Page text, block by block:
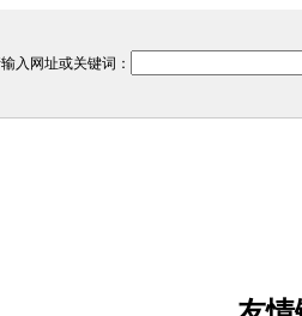
入网址或关键词：